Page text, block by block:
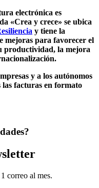
electrónica es
«Crea y crece» se ubica
y tiene la
mejoras para favorecer el
productividad, la mejora
y a los autónomos
las facturas en formato
correo al mes.